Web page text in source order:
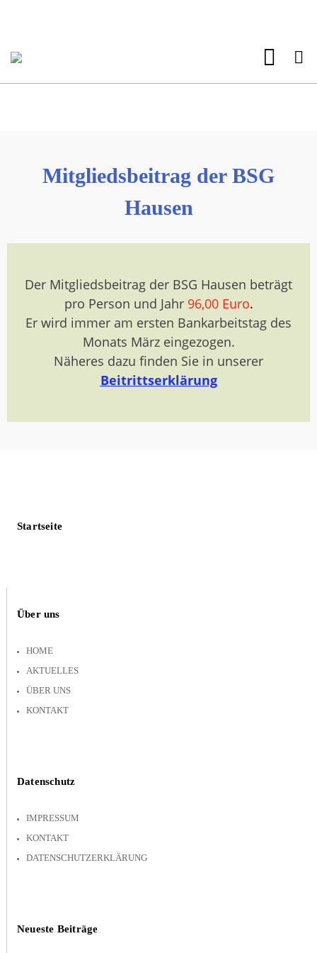
Mitgliedsbeitrag der BSG
Hausen
Der Mitgliedsbeitrag der BSG Hausen beträgt
pro Person und Jahr 96,00 Euro.
Er wird immer am ersten Bankarbeitstag des
Monats März eingezogen.
Näheres dazu finden Sie in unserer
Beitrittserklärung
Startseite
Über uns
HOME
AKTUELLES
ÜBER UNS
KONTAKT
Datenschutz
IMPRESSUM
KONTAKT
DATENSCHUTZERKLÄRUNG
Neueste Beiträge